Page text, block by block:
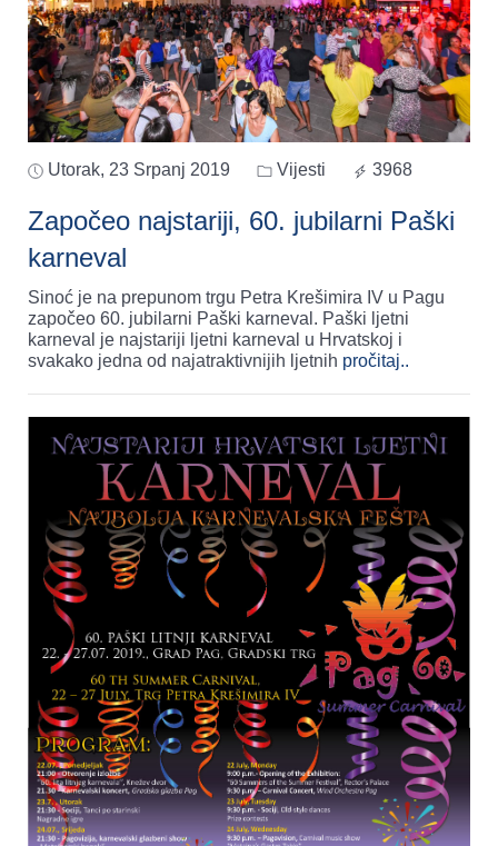
Utorak, 23 Srpanj 2019 Vijesti 3968
Započeo najstariji, 60. jubilarni Paški
karneval
Sinoć je na prepunom trgu Petra Krešimira IV u Pagu
započeo 60. jubilarni Paški karneval. Paški ljetni
karneval je najstariji ljetni karneval u Hrvatskoj i
svakako jedna od najatraktivnijih ljetnih pročitaj..